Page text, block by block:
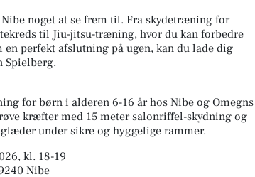
noget at se frem til. Fra skydetræning for
til Jiu-jitsu-træning, hvor du kan forbedre
perfekt afslutning på ugen, kan du lade dig
Spielberg.
for børn i alderen 6-16 år hos Nibe og Omegns
kræfter med 15 meter salonriffel-skydning og
under sikre og hyggelige rammer.
kl. 18-19
Nibe